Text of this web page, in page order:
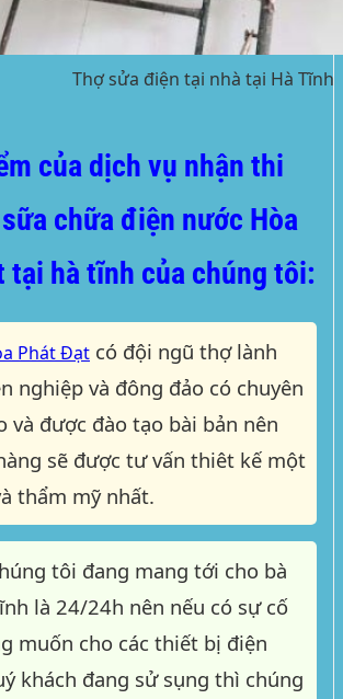
Thợ sửa điện tại nhà tại Hà Tĩnh
của dịch vụ nhận thi
chữa điện nước Hòa
tại hà tĩnh của chúng tôi:
Phát Đạt có đội ngũ thợ lành
nghiệp và đông đảo có chuyên
và được đào tạo bài bản nên
sẽ được tư vấn thiêt kế một
thẩm mỹ nhất.
tôi đang mang tới cho bà
là 24/24h nên nếu có sự cố
muốn cho các thiết bị điện
khách đang sử sụng thì chúng